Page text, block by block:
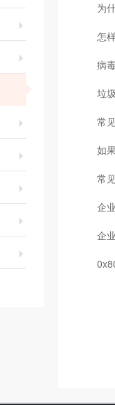
为
怎
病
垃
常
如
常
企
企